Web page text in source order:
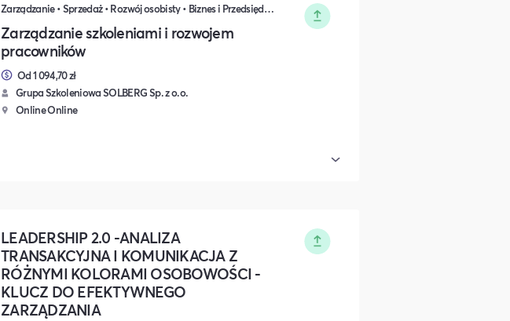
Zarządzanie • Sprzedaż • Rozwój osobisty • Biznes i Przedsiędsiębiorczość • Nauka i Edukacja • Polityka i Gospodarka
Zarządzanie szkoleniami i rozwojem
pracowników
Od 1 094,70 zł
Grupa Szkoleniowa SOLBERG Sp. z o.o.
Online Online
LEADERSHIP 2.0 -ANALIZA
TRANSAKCYJNA I KOMUNIKACJA Z
RÓŻNYMI KOLORAMI OSOBOWOŚCI -
KLUCZ DO EFEKTYWNEGO
ZARZĄDZANIA